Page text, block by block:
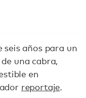
seis años para un
una cabra,
en
reportaje.